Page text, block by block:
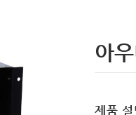
아
제품 설